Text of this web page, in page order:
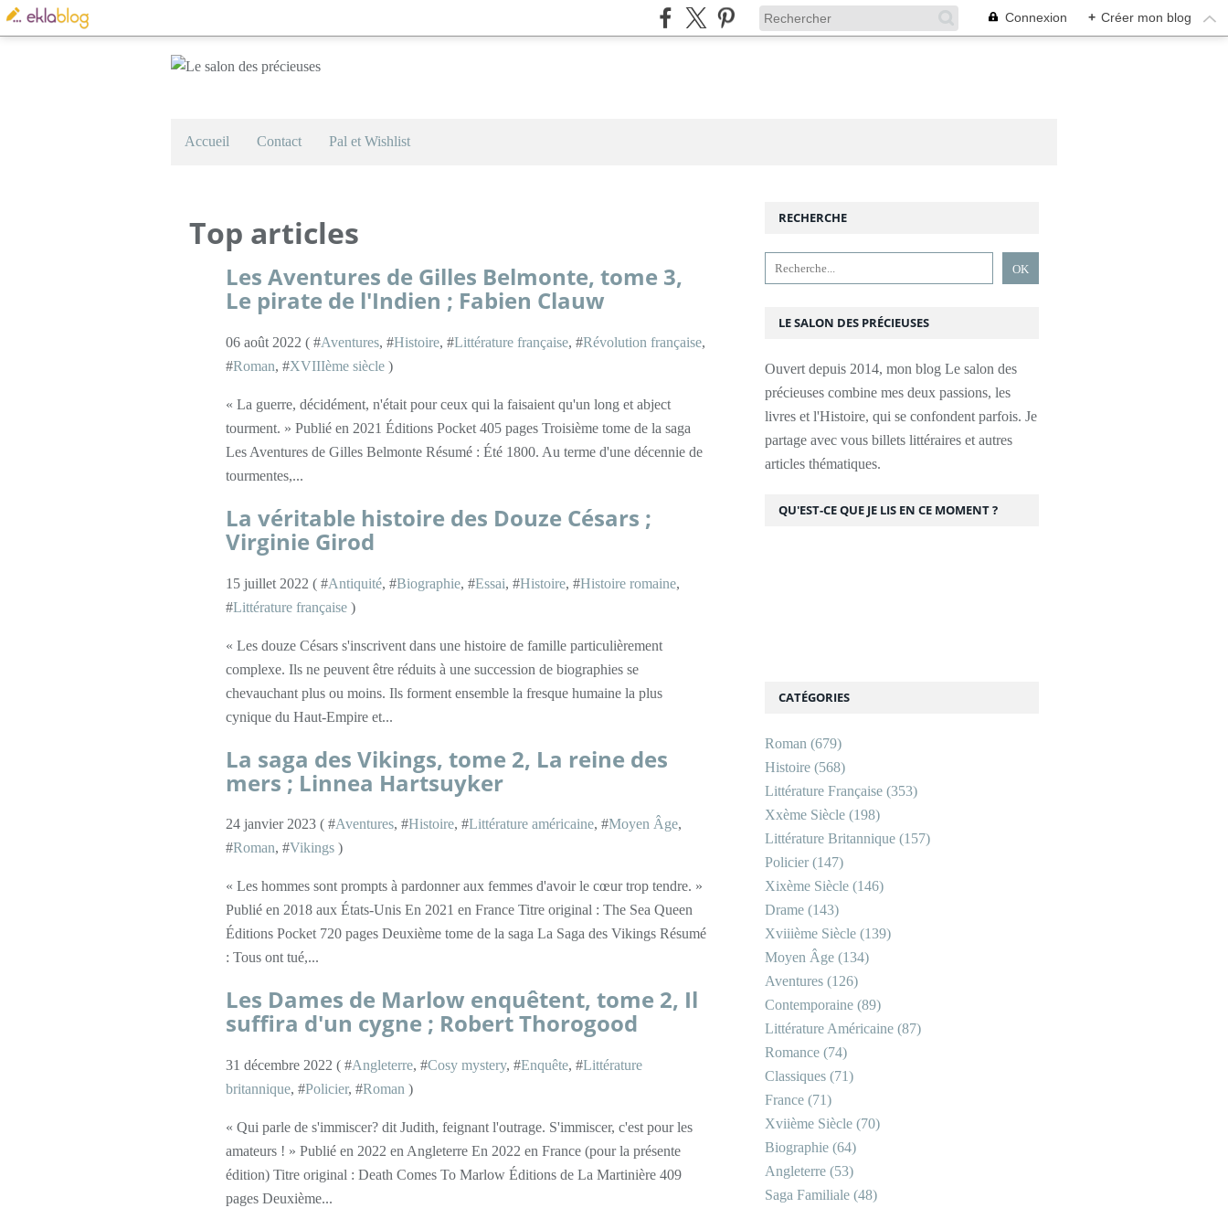
Connexion + Créer mon blog
Accueil Contact Pal et Wishlist
Top articles
Les Aventures de Gilles Belmonte, tome 3,
Le pirate de l'Indien ; Fabien Clauw
06 août 2022 ( #Aventures, #Histoire, #Littérature française, #Révolution française,
#Roman, #XVIIIème siècle )
« La guerre, décidément, n'était pour ceux qui la faisaient qu'un long et abject
tourment. » Publié en 2021 Éditions Pocket 405 pages Troisième tome de la saga
Les Aventures de Gilles Belmonte Résumé : Été 1800. Au terme d'une décennie de
tourmentes,...
La véritable histoire des Douze Césars ;
Virginie Girod
15 juillet 2022 ( #Antiquité, #Biographie, #Essai, #Histoire, #Histoire romaine,
#Littérature française )
« Les douze Césars s'inscrivent dans une histoire de famille particulièrement
complexe. Ils ne peuvent être réduits à une succession de biographies se
chevauchant plus ou moins. Ils forment ensemble la fresque humaine la plus
cynique du Haut-Empire et...
La saga des Vikings, tome 2, La reine des
mers ; Linnea Hartsuyker
24 janvier 2023 ( #Aventures, #Histoire, #Littérature américaine, #Moyen Âge,
#Roman, #Vikings )
« Les hommes sont prompts à pardonner aux femmes d'avoir le cœur trop tendre. »
Publié en 2018 aux États-Unis En 2021 en France Titre original : The Sea Queen
Éditions Pocket 720 pages Deuxième tome de la saga La Saga des Vikings Résumé
: Tous ont tué,...
Les Dames de Marlow enquêtent, tome 2, Il
suffira d'un cygne ; Robert Thorogood
31 décembre 2022 ( #Angleterre, #Cosy mystery, #Enquête, #Littérature
britannique, #Policier, #Roman )
« Qui parle de s'immiscer? dit Judith, feignant l'outrage. S'immiscer, c'est pour les
amateurs ! » Publié en 2022 en Angleterre En 2022 en France (pour la présente
édition) Titre original : Death Comes To Marlow Éditions de La Martinière 409
pages Deuxième...
RECHERCHE
LE SALON DES PRÉCIEUSES
Ouvert depuis 2014, mon blog Le salon des
précieuses combine mes deux passions, les
livres et l'Histoire, qui se confondent parfois. Je
partage avec vous billets littéraires et autres
articles thématiques.
CATÉGORIES
Roman (679)
Histoire (568)
Littérature Française (353)
Xxème Siècle (198)
Littérature Britannique (157)
Policier(147)
Xixème Siècle (146)
Drame (143)
Xviiième Siècle (139)
Moyen Âge (134)
Aventures (126)
Contemporaine (89)
Littérature Américaine (87)
Romance (74)
Classiques (71)
France (71)
Xviième Siècle (70)
Biographie (64)
Angleterre (53)
Saga Familiale (48)
QU'EST-CE QUE JE LIS EN CE MOMENT ?